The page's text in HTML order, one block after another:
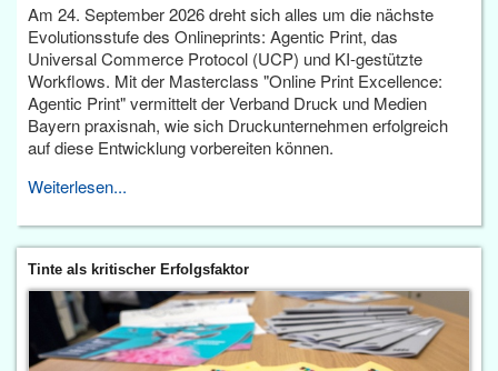
Am 24. September 2026 dreht sich alles um die nächste
Evolutionsstufe des Onlineprints: Agentic Print, das
Universal Commerce Protocol (UCP) und KI-gestützte
Workflows. Mit der Masterclass "Online Print Excellence:
Agentic Print" vermittelt der Verband Druck und Medien
Bayern praxisnah, wie sich Druckunternehmen erfolgreich
auf diese Entwicklung vorbereiten können.
Weiterlesen...
Tinte als kritischer Erfolgsfaktor